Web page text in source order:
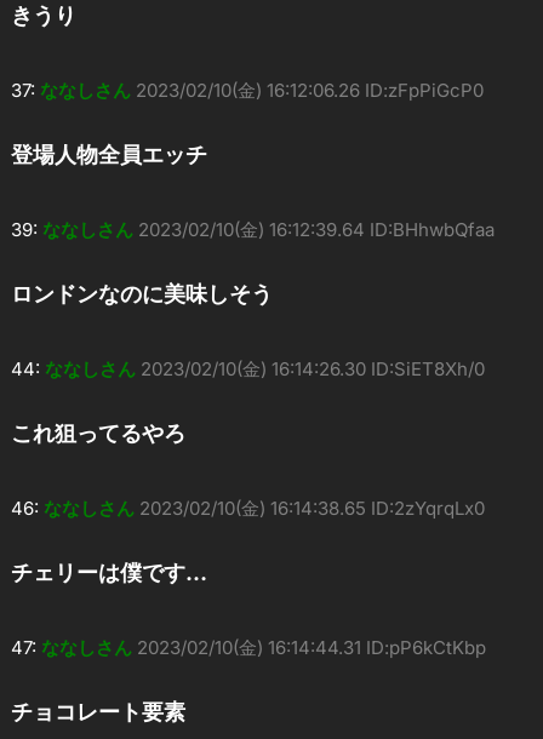
きうり
37: ななしさん 2023/02/10(金) 16:12:06.26 ID:zFpPiGcP0
登場人物全員エッチ
39: ななしさん 2023/02/10(金) 16:12:39.64 ID:BHhwbQfaa
ロンドンなのに美味しそう
44: ななしさん 2023/02/10(金) 16:14:26.30 ID:SiET8Xh/0
これ狙ってるやろ
46: ななしさん 2023/02/10(金) 16:14:38.65 ID:2zYqrqLx0
チェリーは僕です…
47: ななしさん 2023/02/10(金) 16:14:44.31 ID:pP6kCtKbp
チョコレート要素